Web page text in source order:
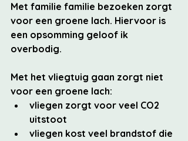
Met familie familie bezoeken zorgt
voor een groene lach. Hiervoor is
een opsomming geloof ik
overbodig.
Met het vliegtuig gaan zorgt niet
voor een groene lach:
vliegen zorgt voor veel CO2
uitstoot
vliegen kost veel brandstof die